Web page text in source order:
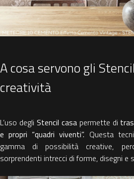
A cosa servono gli
creatività
L’uso degli Stencil casapermette di
e propri “quadri viventi”. Questa
gamma di possibilità creative,
sorprendenti intrecci di forme, disegni e